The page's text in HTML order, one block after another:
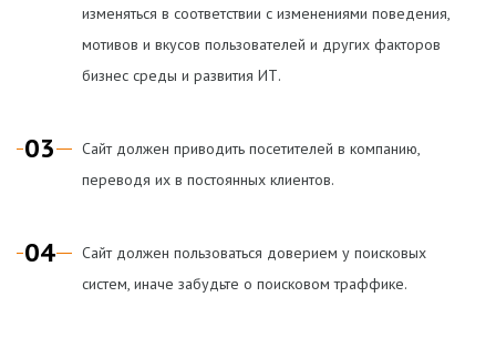
изменяться в соответствии с изменениями поведения,
мотивов и вкусов пользователей и других факторов
бизнес среды и развития ИТ.
03
Сайт должен приводить посетителей в компанию,
переводя их в постоянных клиентов.
04
Сайт должен пользоваться доверием у поисковых
систем, иначе забудьте о поисковом траффике.